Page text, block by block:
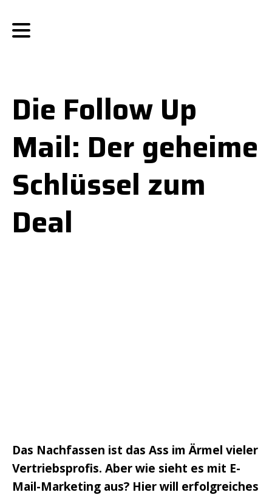
Die Follow Up
Mail: Der geheime
Schlüssel zum
Deal
Das Nachfassen ist das Ass im Ärmel vieler
Vertriebsprofis. Aber wie sieht es mit E-
Mail-Marketing aus? Hier will erfolgreiches